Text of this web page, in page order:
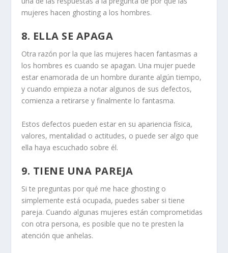
mujeres hacen ghosting a los hombres.
8. ELLA SE APAGA
Otra razón por la que las mujeres hacen fantasmas a
los hombres es cuando se apagan. Una mujer puede
estar enamorada de un hombre durante algún tiempo,
y cuando empieza a notar algunos de sus defectos,
comienza a retirarse y finalmente lo fantasma.
Estos defectos pueden estar en su apariencia física,
valores, mentalidad o actitudes, o puede ser algo que
ella haya escuchado sobre él.
9. TIENE UNA PAREJA
Si te preguntas por qué me hace ghosting o
simplemente está ocupada, puedes saber si tiene
pareja. Cuando algunas mujeres están comprometidas
con otra persona, es posible que no te presten la
atención que anhelas.